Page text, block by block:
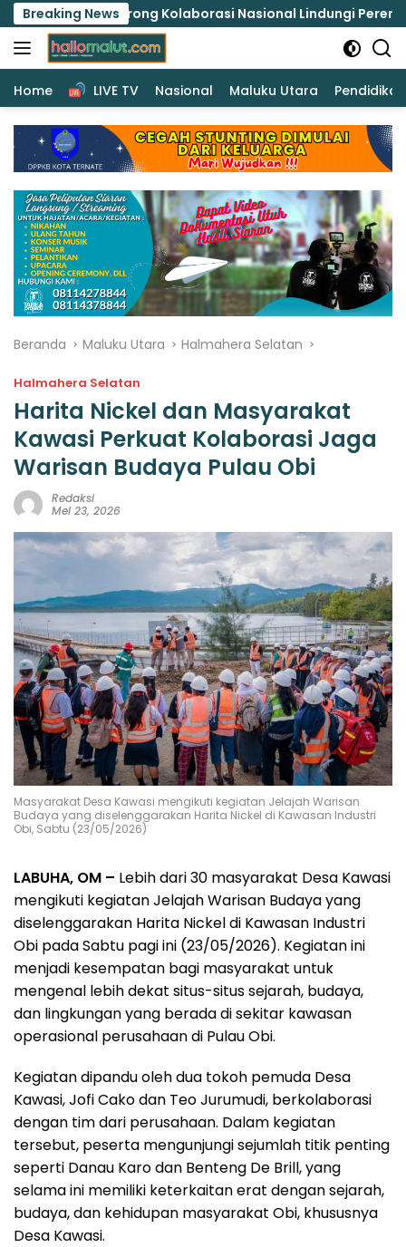
Langsung
ke
konten
Breaking News
Nasional Lindungi Perempuan dan Anak Melalui
Home LIVE TV Nasional Maluku Utara Pendidikan
Beranda Maluku Utara Halmahera Selatan
Halmahera Selatan
Harita Nickel dan Masyarakat
Kawasi Perkuat Kolaborasi Jaga
Warisan Budaya Pulau Obi
Redaksi
Mei 23, 2026
Masyarakat Desa Kawasi mengikuti kegiatan Jelajah Warisan
Budaya yang diselenggarakan Harita Nickel di Kawasan Industri
Obi, Sabtu (23/05/2026)
LABUHA, OM – Lebih dari 30 masyarakat Desa Kawasi
mengikuti kegiatan Jelajah Warisan Budaya yang
diselenggarakan Harita Nickel di Kawasan Industri
Obi pada Sabtu pagi ini (23/05/2026). Kegiatan ini
menjadi kesempatan bagi masyarakat untuk
mengenal lebih dekat situs-situs sejarah, budaya,
dan lingkungan yang berada di sekitar kawasan
operasional perusahaan di Pulau Obi.
Kegiatan dipandu oleh dua tokoh pemuda Desa
Kawasi, Jofi Cako dan Teo Jurumudi, berkolaborasi
dengan tim dari perusahaan. Dalam kegiatan
tersebut, peserta mengunjungi sejumlah titik penting
seperti Danau Karo dan Benteng De Brill, yang
selama ini memiliki keterkaitan erat dengan sejarah,
budaya, dan kehidupan masyarakat Obi, khususnya
Desa Kawasi.